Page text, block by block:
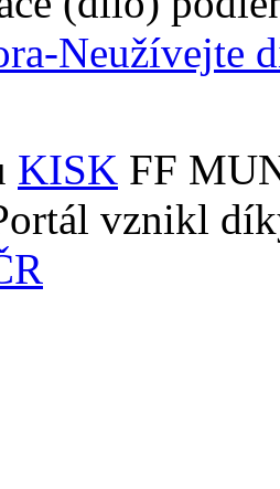
Neužívejte
KISK FF
vznikl